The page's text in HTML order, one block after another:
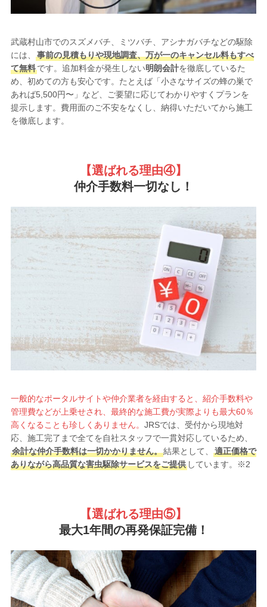
武蔵村山市でのスズメバチ、ミツバチ、アシナガバチなどの駆除
には、
事前の見積もりや現地調査、万が一のキャンセル料もすべ
て無料です。追加料金が発生しない明朗会計を徹底しているた
め、初めての方も安心です。たとえば「小さなサイズの蜂の巣で
あれば5,500円〜」など、ご要望に応じてわかりやすくプランを
提示します。費用面のご不安をなくし、納得いただいてから施工
を徹底します。
【選ばれる理由④】
仲介手数料一切なし！
一般的なポータルサイトや仲介業者を経由すると、紹介手数料や
管理費などが上乗せされ、最終的な施工費が実際よりも最大60％
高くなることも珍しくありません。 JRSでは、受付から現地対
応、施工完了まで全てを自社スタッフで一貫対応しているため、
余計な仲介手数料は一切かかりません。結果として、
適正価格で
ありながら高品質な害虫駆除サービスをご提供しています。※2
【選ばれる理由⑤】
最大1年間の再発保証完備！